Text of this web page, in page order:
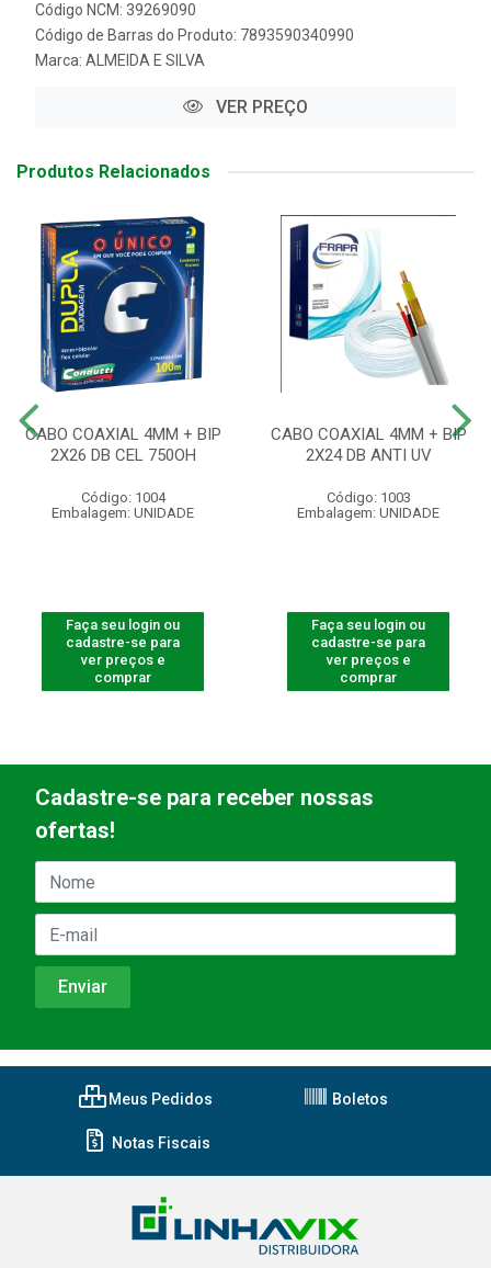
Código NCM: 39269090
Código de Barras do Produto: 7893590340990
Marca: ALMEIDA E SILVA
VER PREÇO
Produtos Relacionados
CABO COAXIAL 4MM + BIP
2X26 DB CEL 750OH
Código: 1004
Embalagem: UNIDADE
Faça seu login ou
cadastre-se para
ver preços e
comprar
CABO COAXIAL 4MM + BIP
2X24 DB ANTI UV
Código: 1003
Embalagem: UNIDADE
Faça seu login ou
cadastre-se para
ver preços e
comprar
Cadastre-se para receber nossas
ofertas!
Meus Pedidos Boletos
Notas Fiscais